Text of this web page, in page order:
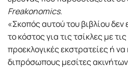
Freakonomics.
«Σκοπός αυτού του βιβλίου δεν
το κόστος για τις τσίκλες με
προεκλογικές εκστρατείες ή να
διπρόσωπους μεσίτες